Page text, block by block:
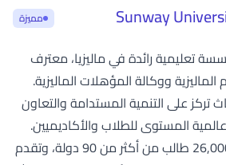
مميزة
تعليمية رائدة في ماليزيا، معترف
ووكالة المؤهلات الماليزية.
تركز على التنمية المستدامة والتعاون
المستوى للطلاب والأكاديميين.
تضم الجامعة أكثر من 26,000 طالب من أكثر من 90 دولة، وتقدم